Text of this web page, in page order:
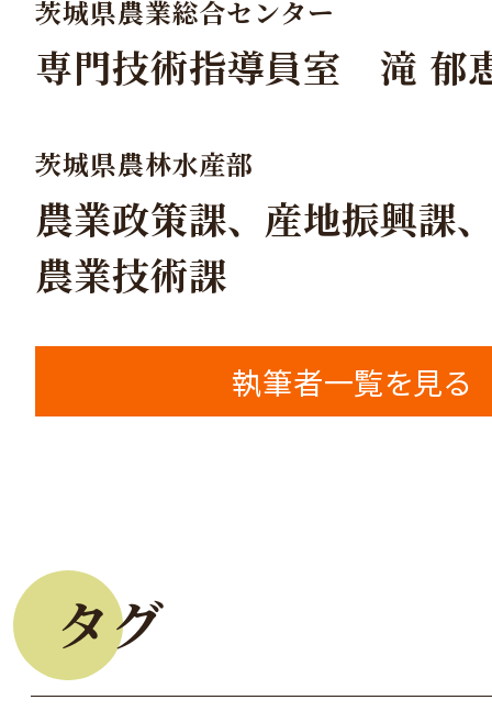
茨城県農業総合センター
専門技術指導員室 滝 郁
茨城県農林水産部
農業政策課、産地振興課
農業技術課
執筆者一覧を見る
タグ